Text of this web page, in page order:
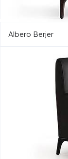
Albero Berjer